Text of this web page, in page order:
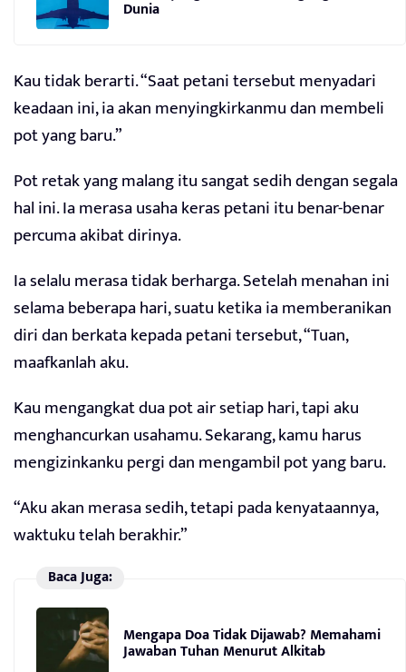
Dunia
Kau tidak berarti. “Saat petani tersebut menyadari
keadaan ini, ia akan menyingkirkanmu dan membeli
pot yang baru.”
Pot retak yang malang itu sangat sedih dengan segala
hal ini. Ia merasa usaha keras petani itu benar-benar
percuma akibat dirinya.
Ia selalu merasa tidak berharga. Setelah menahan ini
selama beberapa hari, suatu ketika ia memberanikan
diri dan berkata kepada petani tersebut, “Tuan,
maafkanlah aku.
Kau mengangkat dua pot air setiap hari, tapi aku
menghancurkan usahamu. Sekarang, kamu harus
mengizinkanku pergi dan mengambil pot yang baru.
“Aku akan merasa sedih, tetapi pada kenyataannya,
waktuku telah berakhir.”
Baca Juga:
Mengapa Doa Tidak Dijawab? Memahami
Jawaban Tuhan Menurut Alkitab